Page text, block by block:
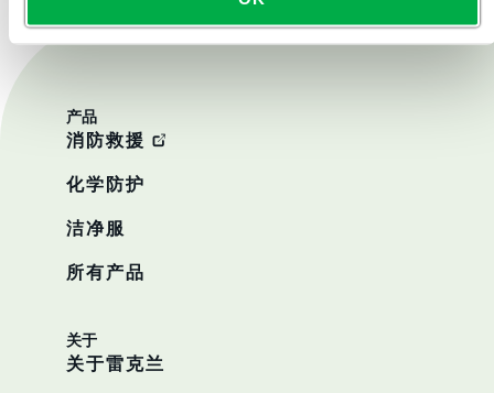
产品
消防救援
化学防护
洁净服
所有产品
关于
关于雷克兰